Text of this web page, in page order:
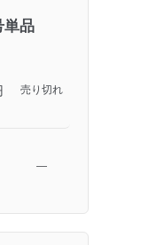
単品
売り切れ
―